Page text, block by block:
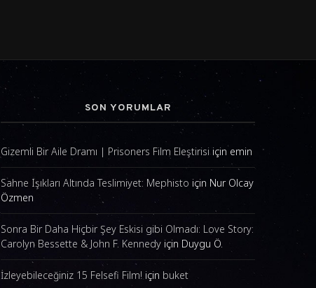
SON YORUMLAR
Gizemli Bir Aile Dramı | Prisoners Film Eleştirisiiçin emin
Sahne Işıkları Altında Teslimiyet: Mephisto için Nur Olcay
Özmen
Sonra Bir Daha Hiçbir Şey Eskisi gibi Olmadı: Love Story:
Carolyn Bessette & John F. Kennedy için Duygu Ö.
İzleyebileceğiniz 15 Felsefi Film! için buket